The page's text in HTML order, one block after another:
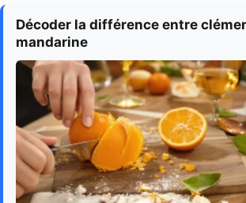
Décoder la différence entre
mandarine